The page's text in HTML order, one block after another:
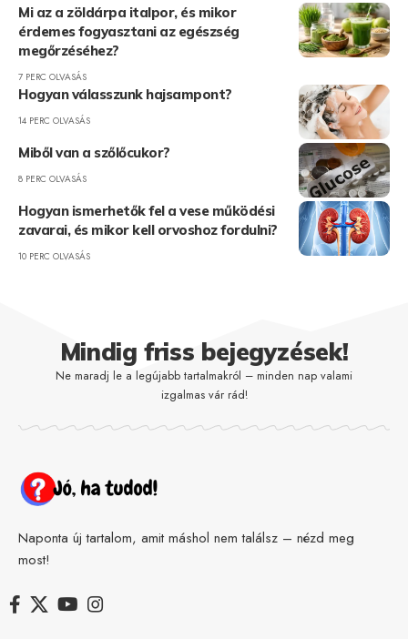
Mi az a zöldárpa italpor, és mikor
érdemes fogyasztani az egészség
megőrzéséhez?
7 PERC OLVASÁS
Hogyan válasszunk hajsampont?
14 PERC OLVASÁS
Miből van a szőlőcukor?
8 PERC OLVASÁS
Hogyan ismerhetők fel a vese működési
zavarai, és mikor kell orvoshoz fordulni?
10 PERC OLVASÁS
Mindig friss bejegyzések!
Ne maradj le a legújabb tartalmakról – minden nap valami
izgalmas vár rád!
Naponta új tartalom, amit máshol nem találsz – nézd meg
most!